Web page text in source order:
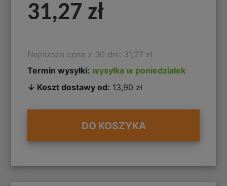
31,27 zł
Najniższa cena z 30 dni: 31,27 zł
Termin wysyłki: wysyłka w poniedziałek
↓ Koszt dostawy od: 13,90 zł
DO KOSZYKA